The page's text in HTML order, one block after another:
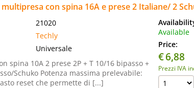
con spina 16A e prese 2 Italiane/ 2
21020
Techly
Universale
spina 10A 2 prese 2P + T 10/16 bipasso +
Schuko Potenza massima prelevabile:
reset che permette di [...]
Available
Price:
€6,88
Prezzi IVA